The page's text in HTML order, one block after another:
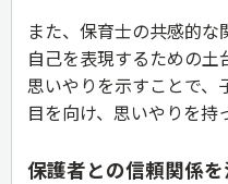
また、保育士の共感的
自己を表現するための土
思いやりを示すことで、
目を向け、思いやりを持
保護者との信頼関係